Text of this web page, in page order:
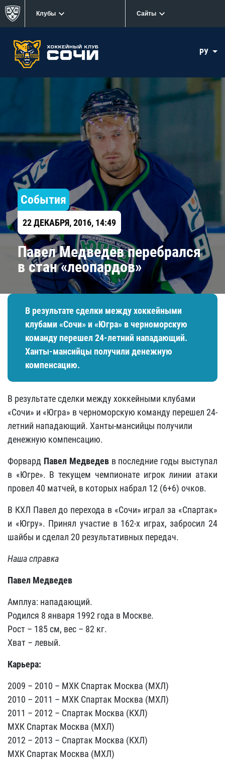
Клубы Сайты
РУ
События
22 ДЕКАБРЯ, 2016, 14:49
Павел Медведев перебрался
в стан «леопардов»
В результате сделки между хоккейными
клубами «Сочи» и «Югра» в черноморскую
команду перешел 24-летний нападающий.
Ханты-мансийцы получили денежную
компенсацию.
В результате сделки между хоккейными клубами
«Сочи» и «Югра» в черноморскую команду перешел 24-
летний нападающий. Ханты-мансийцы получили
денежную компенсацию.
Форвард Павел Медведевв последние годы выступал
в «Югре». В текущем чемпионате игрок линии атаки
провел 40 матчей, в которых набрал 12 (6+6) очков.
В КХЛ Павел до перехода в «Сочи» играл за «Спартак»
и «Югру». Принял участие в 162-х играх, забросил 24
шайбы и сделал 20 результативных передач.
Наша справка
Павел Медведев
Амплуа: нападающий.
Родился 8 января 1992 года в Москве.
Рост – 185 см, вес – 82 кг.
Хват – левый.
Карьера:
2009 – 2010 – МХК Спартак Москва (МХЛ)
2010 – 2011 – МХК Спартак Москва (МХЛ)
2011 – 2012 – Спартак Москва (КХЛ)
МХК Спартак Москва (МХЛ)
2012 – 2013 – Спартак Москва (КХЛ)
МХК Спартак Москва (МХЛ)